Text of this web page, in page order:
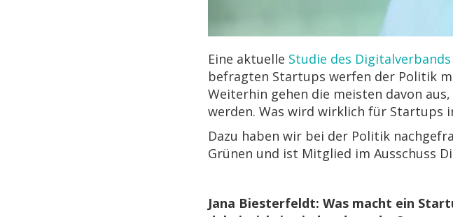
Eine aktuelle Studie des
befragten Startups werfen der Politik
Weiterhin gehen die meisten davon
werden. Was wird wirklich für Startups
Dazu haben wir bei der Politik
Grünen und ist Mitglied im Ausschuss
Jana Biesterfeldt: Was macht ein